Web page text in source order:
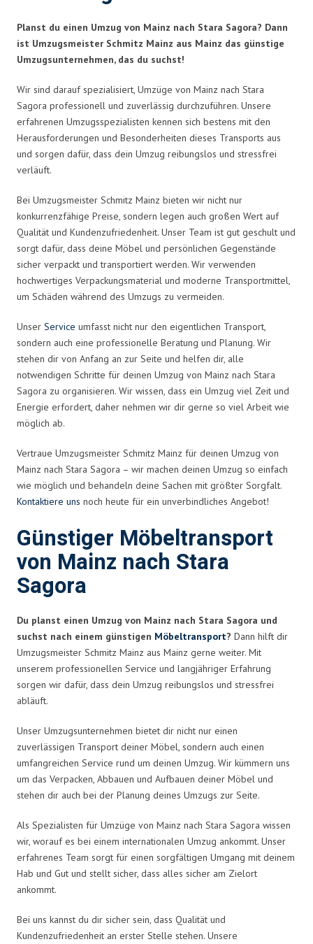
Planst du einen Umzug von Mainz nach Stara Sagora? Dann
ist Umzugsmeister Schmitz Mainz aus Mainz das günstige
Umzugsunternehmen, das du suchst!
Wir sind darauf spezialisiert, Umzüge von Mainz nach Stara
Sagora professionell und zuverlässig durchzuführen. Unsere
erfahrenen Umzugsspezialisten kennen sich bestens mit den
Herausforderungen und Besonderheiten dieses Transports aus
und sorgen dafür, dass dein Umzug reibungslos und stressfrei
verläuft.
Bei Umzugsmeister Schmitz Mainz bieten wir nicht nur
konkurrenzfähige Preise, sondern legen auch großen Wert auf
Qualität und Kundenzufriedenheit. Unser Team ist gut geschult und
sorgt dafür, dass deine Möbel und persönlichen Gegenstände
sicher verpackt und transportiert werden. Wir verwenden
hochwertiges Verpackungsmaterial und moderne Transportmittel,
um Schäden während des Umzugs zu vermeiden.
Unser Service umfasst nicht nur den eigentlichen Transport,
sondern auch eine professionelle Beratung und Planung. Wir
stehen dir von Anfang an zur Seite und helfen dir, alle
notwendigen Schritte für deinen Umzug von Mainz nach Stara
Sagora zu organisieren. Wir wissen, dass ein Umzug viel Zeit und
Energie erfordert, daher nehmen wir dir gerne so viel Arbeit wie
möglich ab.
Vertraue Umzugsmeister Schmitz Mainz für deinen Umzug von
Mainz nach Stara Sagora – wir machen deinen Umzug so einfach
wie möglich und behandeln deine Sachen mit größter Sorgfalt.
Kontaktiere uns noch heute für ein unverbindliches Angebot!
Günstiger Möbeltransport
von Mainz nach Stara
Sagora
Du planst einen Umzug von Mainz nach Stara Sagora und
suchst nach einem günstigen Möbeltransport? Dann hilft dir
Umzugsmeister Schmitz Mainz aus Mainz gerne weiter. Mit
unserem professionellen Service und langjähriger Erfahrung
sorgen wir dafür, dass dein Umzug reibungslos und stressfrei
abläuft.
Unser Umzugsunternehmen bietet dir nicht nur einen
zuverlässigen Transport deiner Möbel, sondern auch einen
umfangreichen Service rund um deinen Umzug. Wir kümmern uns
um das Verpacken, Abbauen und Aufbauen deiner Möbel und
stehen dir auch bei der Planung deines Umzugs zur Seite.
Als Spezialisten für Umzüge von Mainz nach Stara Sagora wissen
wir, worauf es bei einem internationalen Umzug ankommt. Unser
erfahrenes Team sorgt für einen sorgfältigen Umgang mit deinem
Hab und Gut und stellt sicher, dass alles sicher am Zielort
ankommt.
Bei uns kannst du dir sicher sein, dass Qualität und
Kundenzufriedenheit an erster Stelle stehen. Unsere